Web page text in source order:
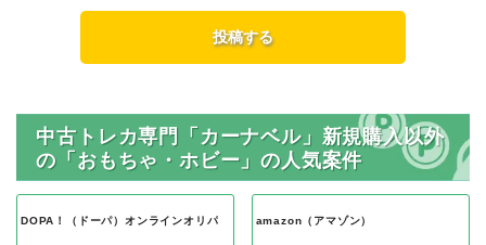
中古トレカ専門「カーナベル」新規購入以外
の「おもちゃ・ホビー」の人気案件
DOPA！（ドーパ）オンラインオリパ amazon（アマゾン）